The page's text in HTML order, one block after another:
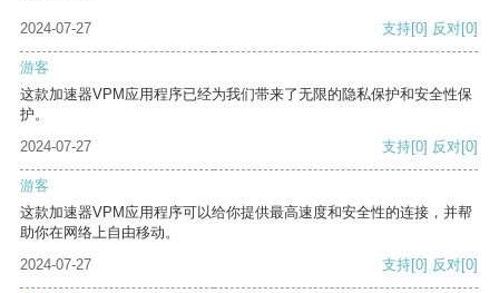
2024-07-27 支持[0] 反对[0]
游客
这款加速器VPM应用程序已经为我们带来了无限的隐私保护和安全性保
护。
2024-07-27
支持[0] 反对[0]
游客
这款加速器VPM应用程序可以给你提供最高速度和安全性的连接，并帮
助你在网络上自由移动。
2024-07-27
支持[0] 反对[0]